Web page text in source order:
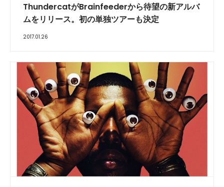
ThundercatがBrainfeederから待望の新アルバ
ムをリリース。初の単独ツアーも決定
2017.01.26